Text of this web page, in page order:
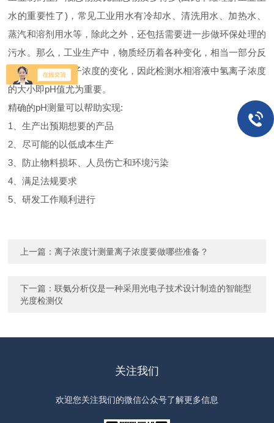
水的重要性了)，常见工业用水有冷却水、清洗用水、加热水、
蒸汽和溶剂用水等，除此之外，还包括需要进一步做环保处理的
污水。那么，工业生产中，物质经历着各种变化，相当一部分反
应又伴随着氢离子浓度的变化，因此检测水相溶液中氢离子浓度
的大小即pH值尤为重要。
精确的pH测量可以帮助实现:
1、生产出预期想要的产品
2、尽可能的以低成本生产
3、防止物料损坏、人员伤亡和环境污染
4、满足法规要求
5、研发工作顺利进行
上一篇：离子浓度计测量离子浓度要做哪些准备？
下一篇：联氨分析仪是一种采用光电子技术设计制造的智能型
光度检测仪
关注我们
欢迎您关注我们的微信公众号了解更多信息